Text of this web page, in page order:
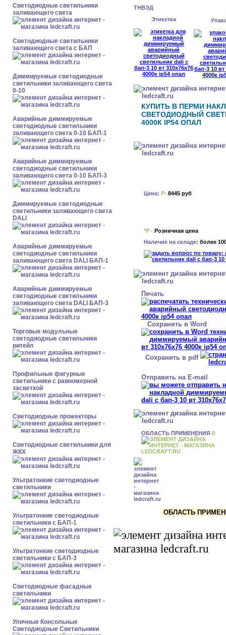
Светодиодные светильники
заливающего света
Светодиодные светильники
заливающего света с БАП
Диммируемые светодиодные
светильники заливающего света
0-10
Аварийные диммируемые
светодиодные светильники
заливающего света 0-10 БАП-1
Аварийные диммируемые
светодиодные светильники
заливающего света 0-10 БАП-3
Диммируемые светодиодные
светильники заливающего света
DALI
Аварийные диммируемые
светодиодные светильники
заливающего света DALI БАП-1
Аварийные диммируемые
светодиодные светильники
заливающего света DALI БАП-3
Торговые модульные
светодиодные светильники
ритейл
Профильные фигурные
светильники с равномерной
засветкой
Светодиодные прожекторы
Светодиодные светильники для
ЖКХ
Ультратонкие светодиодные
светильники
Ультратонкие светодиодные
светильники с БАП-1
Ультратонкие светодиодные
светильники с БАП-3
Светодиодные фасадные
светильники
Уличные Консольные
Светодиодные Светильники
ТНВЭД
Этикетка
КУПИТЬ В ПЕРМИ
СВЕТОДИОДНЫЙ
4000К IP54 ОПАЛ
Цена: Р: 8445 руб
*Р - Розничная цена
Наличие на складе: более
Печать
Сохранить в Word
Сохранить в pdf
Отправить на E-mail
ОБЛАСТЬ ПРИМЕНЕНИЯ 0
ОБЛАСТЬ